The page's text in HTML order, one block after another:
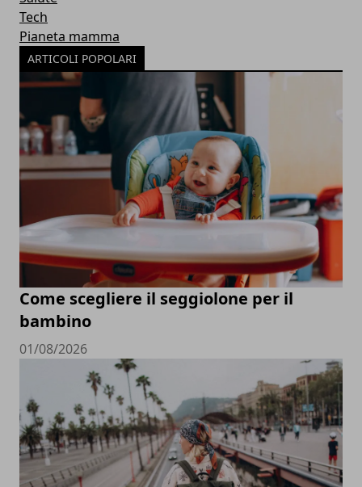
Tech
Pianeta mamma
ARTICOLI POPOLARI
Come scegliere il seggiolone per il
bambino
01/08/2026